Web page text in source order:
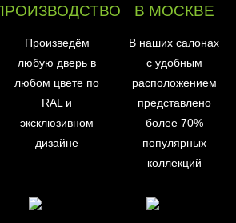
Произведём
любую дверь в
любом цвете по
RAL и
эксклюзивном
дизайне
В МОСКВЕ
В наших салонах
с удобным
расположением
представлено
более 70%
популярных
коллекций